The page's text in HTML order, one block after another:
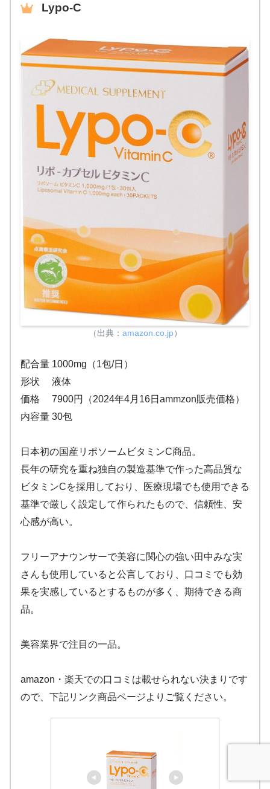
Lypo-C
（出典： amazon.co.jp）
配合量 1000mg（1包/日）
形状 液体
価格 7900円（2024年4月16日ammzon販売価格）
内容量 30包
日本初の国産リポソームビタミンC商品。
長年の研究を重ね独自の製造基準で作った高品質な
ビタミンCを採用しており、医療現場でも使用できる
基準で厳しく設定して作られたもので、信頼性、安
心感が高い。
フリーアナウンサーで美容に関心の強い田中みな実
さんも使用していると公言しており、口コミでも効
果を実感しているとするものが多く、期待できる商
品。
美容業界で注目の一品。
amazon・楽天での口コミは載せられない決まりです
ので、下記リンク商品ページよりご覧ください。